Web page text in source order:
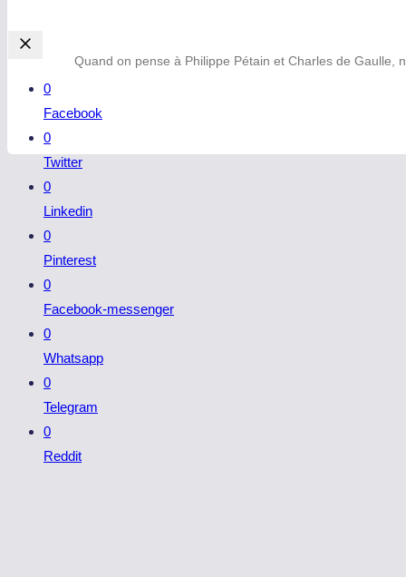
Quand on pense à Philippe Pétain et Charles de Gaulle,
0
Facebook
0
Twitter
0
Linkedin
0
Pinterest
0
Facebook-messenger
0
Whatsapp
0
Telegram
0
Reddit